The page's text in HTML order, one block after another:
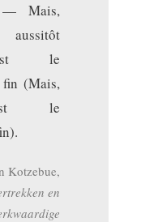
— Mais,
le
fin (Mais,
le
Kotzebue,
en